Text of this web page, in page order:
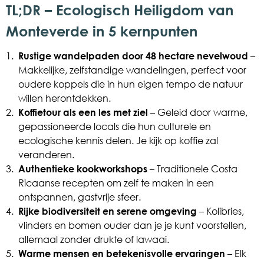
TL;DR – Ecologisch Heiligdom van
Monteverde in 5 kernpunten
1. Rustige wandelpaden door 48 hectare nevelwoud –
Makkelijke, zelfstandige wandelingen, perfect voor
oudere koppels die in hun eigen tempo de natuur
willen herontdekken.
2. Koffietour als een les met ziel – Geleid door warme,
gepassioneerde locals die hun culturele en
ecologische kennis delen. Je kijk op koffie zal
veranderen.
3. Authentieke kookworkshops– Traditionele Costa
Ricaanse recepten om zelf te maken in een
ontspannen, gastvrije sfeer.
4. Rijke biodiversiteit en serene omgeving – Kolibries,
vlinders en bomen ouder dan je je kunt voorstellen,
allemaal zonder drukte of lawaai.
5. Warme mensen en betekenisvolle ervaringen – Elk